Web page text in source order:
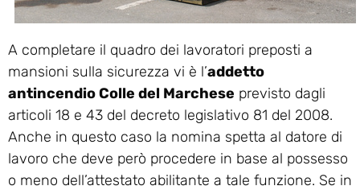
A completare il quadro dei lavoratori preposti a
mansioni sulla sicurezza vi è l’addetto
antincendio Colle del Marchese previsto dagli
articoli 18 e 43 del decreto legislativo 81 del 2008.
Anche in questo caso la nomina spetta al datore di
lavoro che deve però procedere in base al possesso
o meno dell’attestato abilitante a tale funzione. Se in